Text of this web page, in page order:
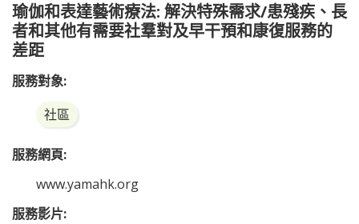
瑜伽和表達藝術療法: 解決特殊需求/患殘疾、長
者和其他有需要社羣對及早干預和康復服務的
差距
服務對象:
社區
服務網頁:
www.yamahk.org
服務影片: